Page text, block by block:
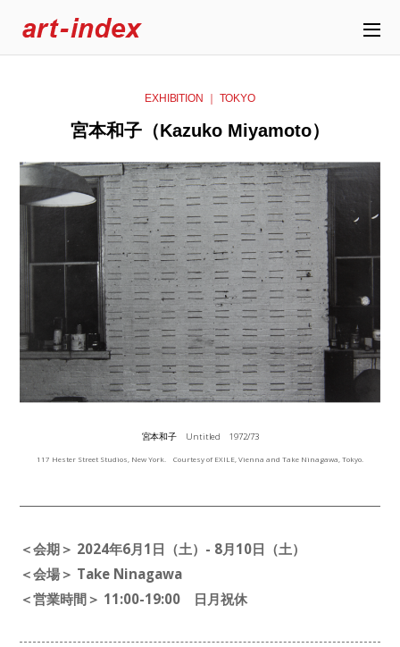
EXHIBITION ｜ TOKYO
宮本和子（Kazuko Miyamoto）
宮本和子 Untitled 1972/73
117 Hester Street Studios, New York. Courtesy of EXILE, Vienna and Take Ninagawa, Tokyo.
＜会期＞ 2024年6月1日（土）- 8月10日（土）
＜会場＞ Take Ninagawa
＜営業時間＞ 11:00-19:00 日月祝休